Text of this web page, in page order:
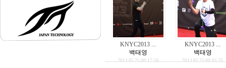
KNYC2013 ...
백태영
2013.05.25 00:17:56
KNYC2013 ...
백태영
2013.05.25 00:05:35